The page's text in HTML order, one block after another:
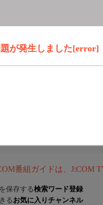
が発生しました[error]
番組ガイドは、J:COM
保存する検索ワード登録
る お気に入りチャンネル